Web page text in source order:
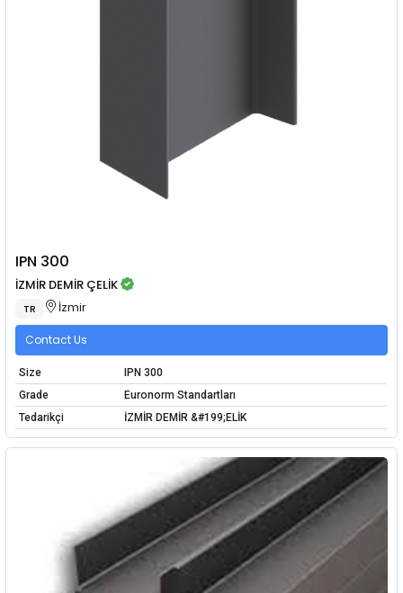
IPN 300
İZMİR DEMİR ÇELİK
TR İzmir
Contact Us
Size
IPN 300
Grade
Euronorm Standartları
Tedarikçi
İZMİR DEMİR &#199;ELİK